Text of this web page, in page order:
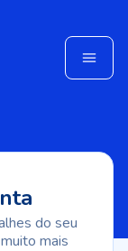
do seu
mais